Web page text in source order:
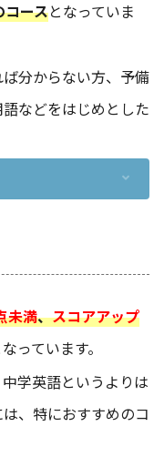
コースとなっていま
分からない方、予備
などをはじめとした
未満、スコアアップ
っています。
学英語というよりは
、特におすすめのコ